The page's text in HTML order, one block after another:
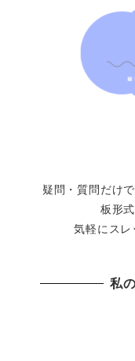
疑問・質問だけ
板形
気軽にス
私